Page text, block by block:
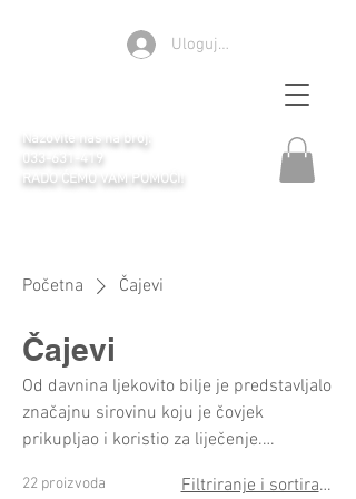
Ulogujte se
Nazovite nas na broj:
033-631-419
RADO ĆEMO VAM POMOĆI!
Početna Čajevi
Čajevi
Od davnina ljekovito bilje je predstavljalo
značajnu sirovinu koju je čovjek
prikupljao i koristio za liječenje.
fitoterapije i naučna saznanja, pažljivim
22 proizvoda Filtriranje i sortiranje